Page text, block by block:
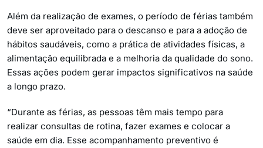
Além da realização de exames, o período de férias também
deve ser aproveitado para o descanso e para a adoção de
hábitos saudáveis, como a prática de atividades físicas, a
alimentação equilibrada e a melhoria da qualidade do sono.
Essas ações podem gerar impactos significativos na saúde
a longo prazo.
“Durante as férias, as pessoas têm mais tempo para
realizar consultas de rotina, fazer exames e colocar a
saúde em dia. Esse acompanhamento preventivo é